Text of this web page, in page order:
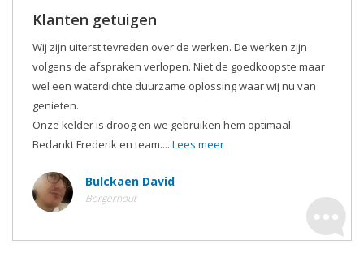
Klanten getuigen
Wij zijn uiterst tevreden over de werken. De werken zijn
volgens de afspraken verlopen. Niet de goedkoopste maar
wel een waterdichte duurzame oplossing waar wij nu van
genieten.
Onze kelder is droog en we gebruiken hem optimaal.
Bedankt Frederik en team.... Lees meer
Bulckaen David
Borgerhout